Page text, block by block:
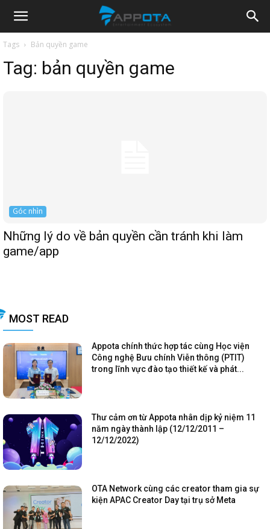
Appota
News
Tags Bản quyền game
Tag: bản quyền game
Góc nhìn
Những lý do về bản quyền cần tránh khi làm
game/app
MOST READ
Appota chính thức hợp tác cùng Học viện
Công nghệ Bưu chính Viễn thông (PTIT)
trong lĩnh vực đào tạo thiết kế và phát...
Thư cảm ơn từ Appota nhân dịp kỷ niệm 11
năm ngày thành lập (12/12/2011 –
12/12/2022)
OTA Network cùng các creator tham gia sự
kiện APAC Creator Day tại trụ sở Meta